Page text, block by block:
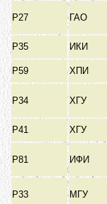
Р27 ГАО
Р35
ИКИ
Р59
ХПИ
Р34 ХГУ
Р41
ХГУ
Р81 ИФИ
Р33 МГУ